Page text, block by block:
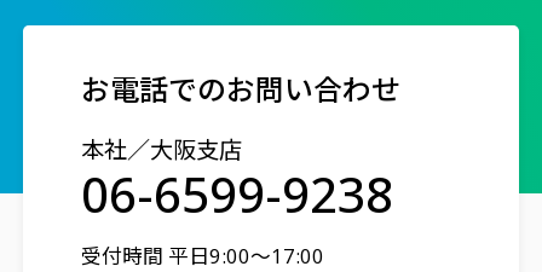
お電話でのお問い合わせ
本社／大阪支店
06-6599-9238
受付時間 平日9:00～17:00